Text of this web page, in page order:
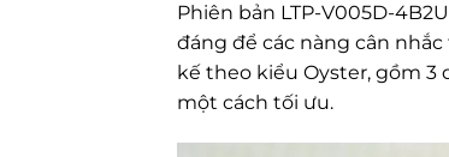
Phiên bản LTP-V005D-
đáng để các nàng cân
kế theo kiểu Oyster, gồm
một cách tối ưu.